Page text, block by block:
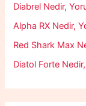
Diabrel Nedir,
Alpha RX Nedir,
Red Shark Max
Diatol Forte Nedir,